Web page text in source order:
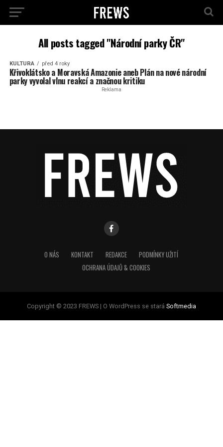
All posts tagged "Národní parky ČR"
KULTURA před 4 roky
Křivoklátsko a Moravská Amazonie aneb Plán na nové národní
parky vyvolal vlnu reakcí a značnou kritiku
Reklama
O NÁS KONTAKT REDAKCE
PODMÍNKY UŽITÍ
OCHRANA ÚDAJŮ & COOKIES
Copyright © 2023 FREWS | O WordPress se stará Softmedia